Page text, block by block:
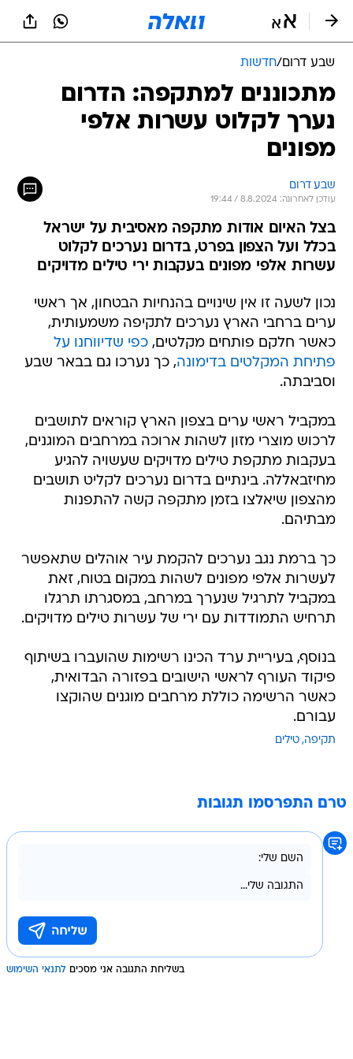
שבע דרום/חדשות
מתכוננים למתקפה: הדרום
נערך לקלוט עשרות אלפי
מפונים
שבע דרום
עודכן לאחרונה: 8.8.2024 / 19:44
בצל האיום אודות מתקפה מאסיבית על ישראל
בכלל ועל הצפון בפרט, בדרום נערכים לקלוט
עשרות אלפי מפונים בעקבות ירי טילים מדויקים
נכון לשעה זו אין שינויים בהנחיות הבטחון, אך ראשי
ערים ברחבי הארץ נערכים לתקיפה משמעותית,
כאשר חלקם פותחים מקלטים,כפי שדיווחנו על
פתיחת המקלטים בדימונה, כך נערכו גם בבאר שבע
וסביבתה.
במקביל ראשי ערים בצפון הארץ קוראים לתושבים
לרכוש מוצרי מזון לשהות ארוכה במרחבים המוגנים,
בעקבות מתקפת טילים מדויקים שעשויה להגיע
מחיזבאללה. בינתיים בדרום נערכים לקליט תושבים
מהצפון שיאלצו בזמן מתקפה קשה להתפנות
מבתיהם.
כך ברמת נגב נערכים להקמת עיר אוהלים שתאפשר
לעשרות אלפי מפונים לשהות במקום בטוח, זאת
במקביל לתרגיל שנערך במרחב, במסגרתו תרגלו
תרחיש התמודדות עם ירי של עשרות טילים מדויקים.
בנוסף, בעיריית ערד הכינו רשימות שהועברו בשיתוף
פיקוד העורף לראשי הישובים בפזורה הבדואית,
כאשר הרשימה כוללת מרחבים מוגנים שהוקצו
עבורם.
תקיפה טילים
טרם התפרסמו תגובות
בשליחת התגובה אני מסכים לתנאי השימוש